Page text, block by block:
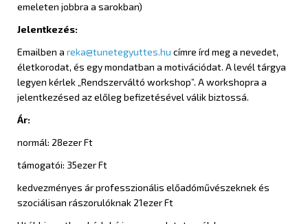
emeleten jobbra a sarokban)
Jelentkezés:
Emailben a reka@tunetegyuttes.hu címre írd meg a nevedet,
életkorodat, és egy mondatban a motivációdat. A levél tárgya
legyen kérlek „Rendszerváltó workshop”. A workshopra a
jelentkezésed az előleg befizetésével válik biztossá.
Ár:
normál: 28ezer Ft
támogatói: 35ezer Ft
kedvezményes ár professzionális előadóművészeknek és
szociálisan rászorulóknak 21ezer Ft